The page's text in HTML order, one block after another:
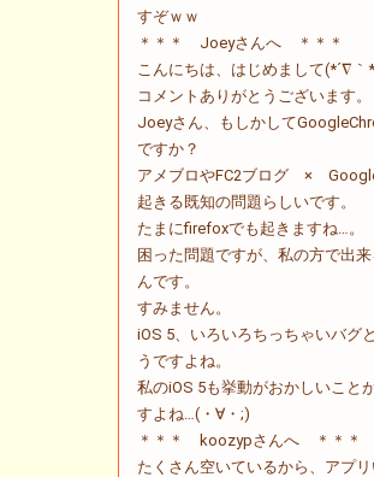
すぞｗｗ
＊＊＊ Joeyさんへ ＊＊＊
こんにちは、はじめまして(*´∇｀
コメントありがとうございます。
Joeyさん、もしかして
ですか？
アメブロやFC2ブログ ×
起きる既知の問題らしいです。
たまにfirefoxでも起きますね…。
困った問題ですが、私の方で出
んです。
すみません。
iOS 5、いろいろちっちゃいバグ
うですよね。
私のiOS 5も挙動がおかしいこと
すよね…(・∀・;)
＊＊＊ koozypさんへ ＊＊＊
たくさん空いているから、アプリ